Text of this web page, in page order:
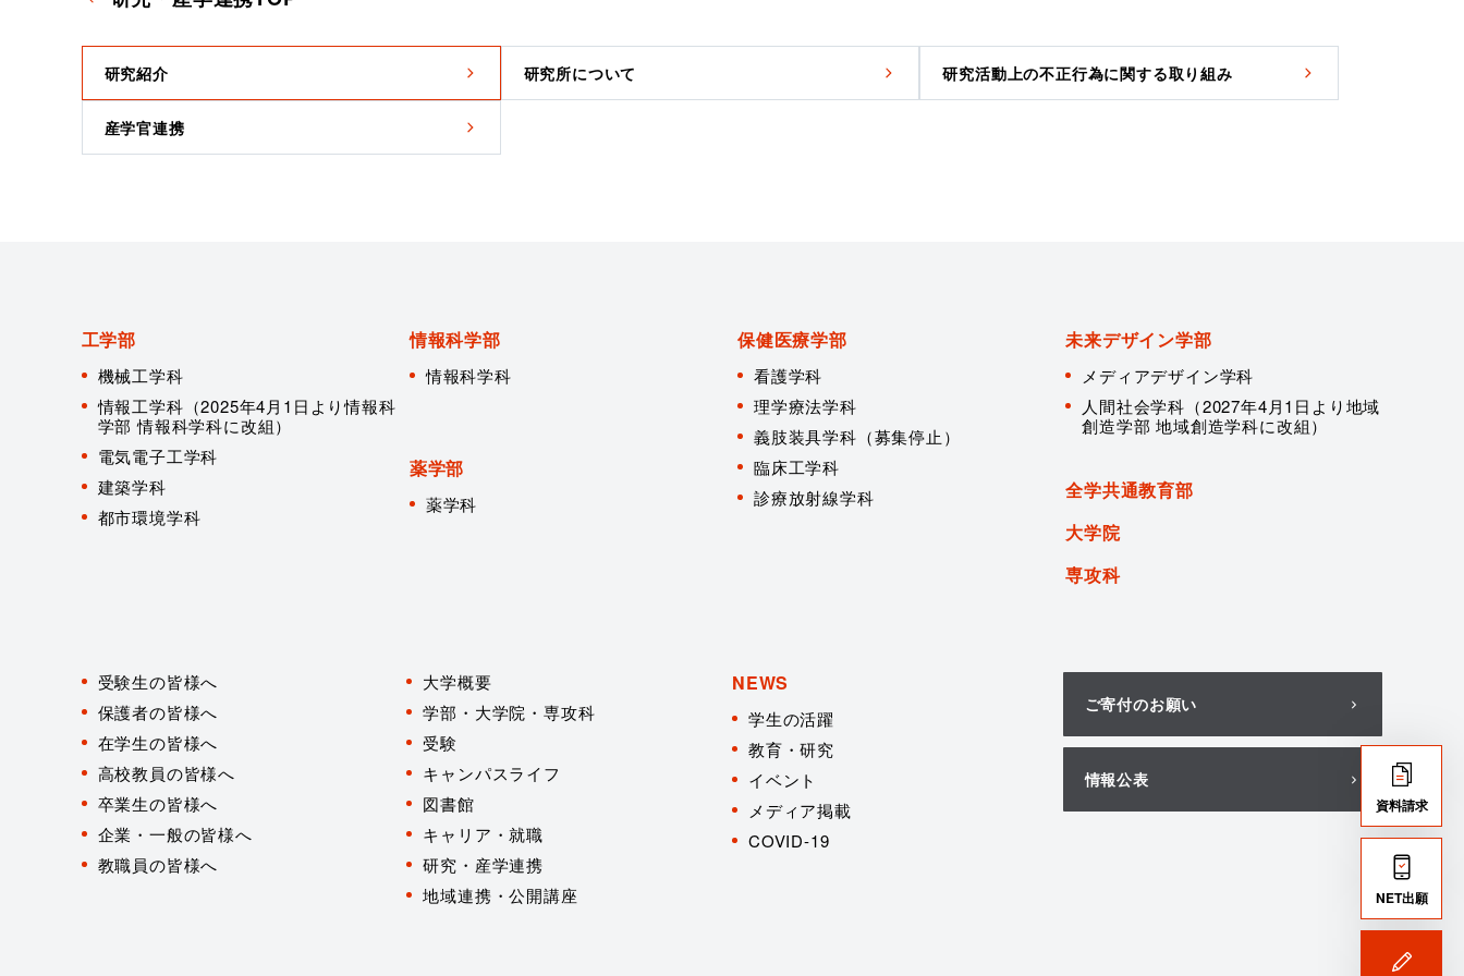
資料請求
NET出願
研究紹介 研究所について 研究活動上の不正行為に関する取り組み
産学官連携
工学部
機械工学科
情報工学科（2025年4月1日より情報科
学部 情報科学科に改組）
電気電子工学科
建築学科
都市環境学科
情報科学部
情報科学科
薬学部
薬学科
保健医療学部
看護学科
理学療法学科
義肢装具学科（募集停止）
臨床工学科
診療放射線学科
未来デザイン学部
メディアデザイン学科
人間社会学科（2027年4月1日より地域
創造学部 地域創造学科に改組）
全学共通教育部
大学院
専攻科
大学概要
学部・大学院・専攻科
受験
キャンパスライフ
図書館
キャリア・就職
研究・産学連携
地域連携・公開講座
者
別
受験生の皆様へ
保護者の皆様へ
在学生の皆様へ
高校教員の皆様へ
卒業生の皆様へ
企業・一般の皆様へ
教職員の皆様へ
NEWS
学生の活躍
教育・研究
イベント
メディア掲載
COVID-19
ご寄付のお願い
情報公表